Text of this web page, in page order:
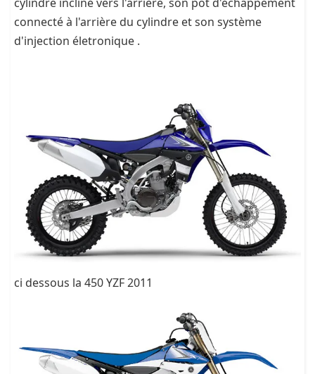
connecté à l'arrière du cylindre et son système
d'injection életronique .
ci dessous la 450 YZF 2011